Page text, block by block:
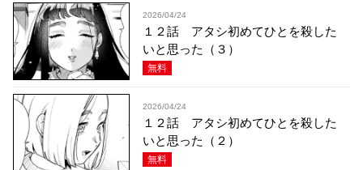
2026/04/24
１２話 アタシ初めてひとを殺した
いと思った（３）
無料
2026/04/24
１２話 アタシ初めてひとを殺した
いと思った（２）
無料